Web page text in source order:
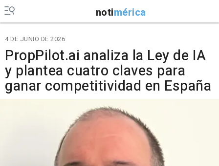
notimérica
4 DE JUNIO DE 2026
PropPilot.ai analiza la Ley de IA
y plantea cuatro claves para
ganar competitividad en España